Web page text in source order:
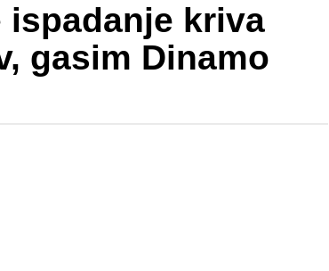
ispadanje kriva
gasim Dinamo